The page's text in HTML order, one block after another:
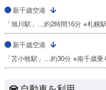
新千歳空港
「旭川駅」…約2時間16分 ※札幌
新千歳空港
「苫小牧駅」…約30分 ※南千歳乗